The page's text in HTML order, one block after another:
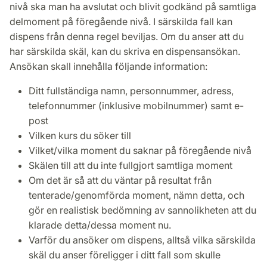
nivå ska man ha avslutat och blivit godkänd på samtliga
delmoment på föregående nivå. I särskilda fall kan
dispens från denna regel beviljas. Om du anser att du
har särskilda skäl, kan du skriva en dispensansökan.
Ansökan skall innehålla följande information:
Ditt fullständiga namn, personnummer, adress,
telefonnummer (inklusive mobilnummer) samt e-
post
Vilken kurs du söker till
Vilket/vilka moment du saknar på föregående nivå
Skälen till att du inte fullgjort samtliga moment
Om det är så att du väntar på resultat från
tenterade/genomförda moment, nämn detta, och
gör en realistisk bedömning av sannolikheten att du
klarade detta/dessa moment nu.
Varför du ansöker om dispens, alltså vilka särskilda
skäl du anser föreligger i ditt fall som skulle